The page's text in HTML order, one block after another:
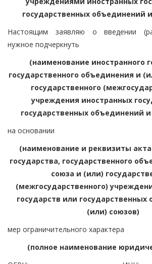
государственных объединений
Настоящим заявляю о введении
нужное подчеркнуть
(наименование иностранного
государственного объединения и
государственного
учреждения иностранных
государственных объединений
на основании
(наименование и реквизиты акта
государства, государственного
союза и (или)
(межгосударственного)
государств или
(или) союзов)
мер ограничительного характера
(полное наименование